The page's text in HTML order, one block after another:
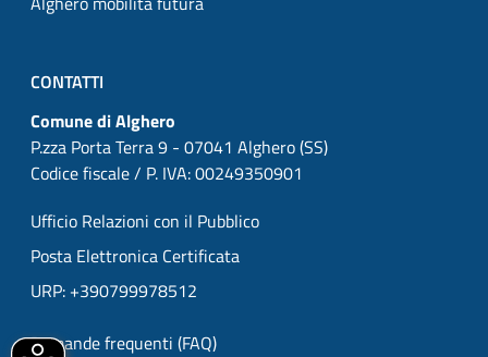
CONTATTI
Comune di Alghero
P.zza Porta Terra 9 - 07041 Alghero (SS)
Codice fiscale / P. IVA: 00249350901
Ufficio Relazioni con il Pubblico
Posta Elettronica Certificata
URP: +390799978512
Domande frequenti (FAQ)